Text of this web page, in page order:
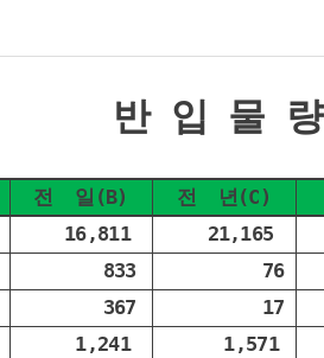
반 입 물 량
전 일(B) 전 년(C)
16,811 21,165
833 76
367 17
1,241 1,571